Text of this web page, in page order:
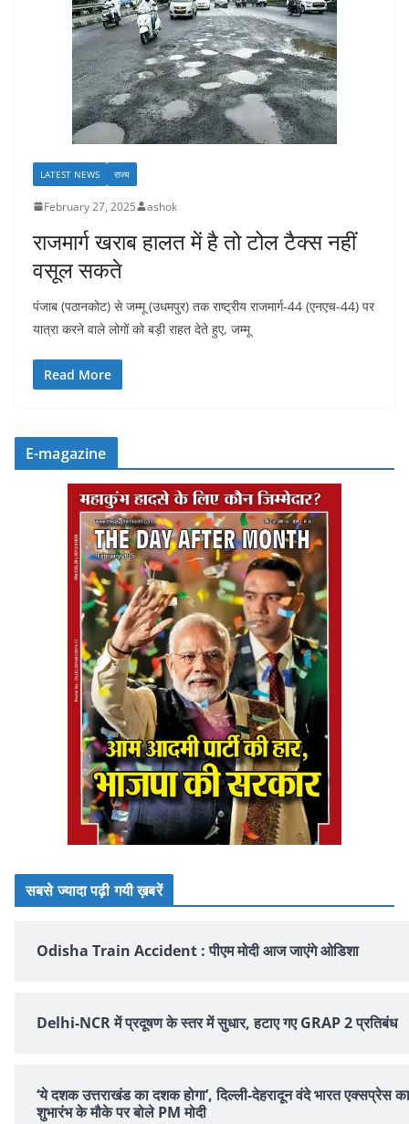
LATEST NEWS राज्य
February 27, 2025 ashok
राजमार्ग खराब हालत में है तो टोल टैक्स नहीं
वसूल सकते
पंजाब (पठानकोट) से जम्मू (उधमपुर) तक राष्ट्रीय राजमार्ग-44 (एनएच-44) पर
यात्रा करने वाले लोगों को बड़ी राहत देते हुए, जम्मू
Read More
E-magazine
सबसे ज्यादा पढ़ी गयी ख़बरें
Odisha Train Accident : पीएम मोदी आज जाएंगे ओडिशा
Delhi-NCR में प्रदूषण के स्तर में सुधार, हटाए गए GRAP 2 प्रतिबंध
‘ये दशक उत्तराखंड का दशक होगा’, दिल्ली-देहरादून वंदे भारत एक्सप्रेस का
शुभारंभ के मौके पर बोले PM मोदी